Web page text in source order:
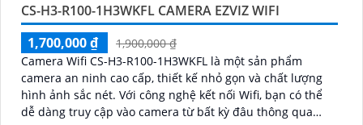
CS-H3-R100-1H3WKFL CAMERA EZVIZ WIFI
1,700,000 ₫
1,900,000 ₫
Camera Wifi CS-H3-R100-1H3WKFL là một sản phẩm
camera an ninh cao cấp, thiết kế nhỏ gọn và chất lượng
hình ảnh sắc nét. Với công nghệ kết nối Wifi, bạn có thể
dễ dàng truy cập vào camera từ bất kỳ đâu thông qua